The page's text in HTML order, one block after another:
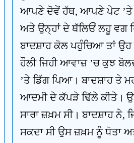
ਆਪਣੇ ਦੋਵੇਂ ਹੱਥ, ਆਪਣੇ ਪੇਟ ’ਤੇ
ਅਤੇ ਉਨ੍ਹਾਂ ਦੇ ਥੱਲਿਓਂ ਲਹੂ ਵਗ
ਬਾਦਸ਼ਾਹ ਕੋਲ ਪਹੁੰਚਿਆ ਤਾਂ ਉਹ
ਹੌਲੀ ਜਿਹੀ ਆਵਾਜ਼ ’ਚ ਕੁਝ
’ਤੇ ਡਿੱਗ ਪਿਆ। ਬਾਦਸ਼ਾਹ ਤੇ
ਆਦਮੀ ਦੇ ਕੱਪੜੇ ਢਿੱਲੇ ਕੀਤੇ।
ਸਾਰਾ ਜ਼ਖ਼ਮ ਸੀ। ਬਾਦਸ਼ਾਹ ਨੇ,
ਸਕਦਾ ਸੀ ਉਸ ਜ਼ਖ਼ਮ ਨੂੰ ਧੋਤਾ